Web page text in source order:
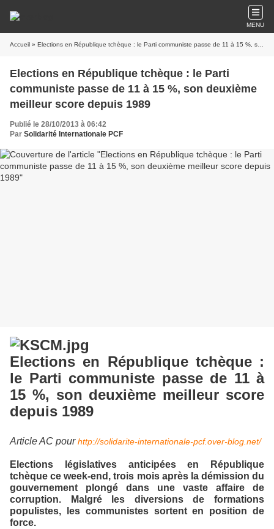
MENU
Accueil » Elections en République tchèque : le Parti communiste passe de 11 à 15 %, son deuxième meilleur score depuis 1989
Elections en République tchèque : le Parti
communiste passe de 11 à 15 %, son deuxième
meilleur score depuis 1989
Publié le 28/10/2013 à 06:42
Par Solidarité Internationale PCF
Elections en République tchèque :
le Parti communiste passe de 11 à
15 %, son deuxième meilleur score
depuis 1989
Article AC pour http://solidarite-internationale-pcf.over-blog.net/
Elections législatives anticipées en République
tchèque ce week-end, trois mois après la démission du
gouvernement plongé dans une vaste affaire de
corruption. Malgré les diversions de formations
populistes, les communistes sortent en position de
force.